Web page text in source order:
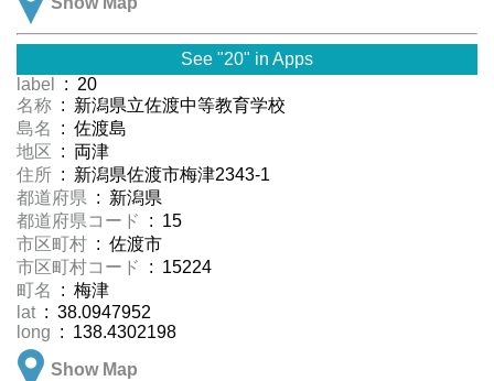
See "20" in Apps
label
: 20
名称 : 新潟県立佐渡中等教育学校
島名
: 佐渡島
地区 : 両津
住所 : 新潟県佐渡市梅津2343-1
都道府県 : 新潟県
都道府県コード
: 15
市区町村 : 佐渡市
市区町村コード
: 15224
町名
: 梅津
lat : 38.0947952
long : 138.4302198
Show Map